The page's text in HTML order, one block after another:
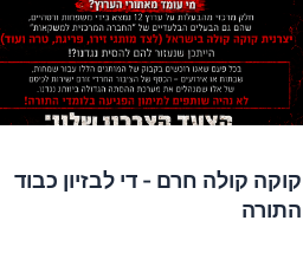
קוקה קולה חרם - די לבזיון כבוד
התורה